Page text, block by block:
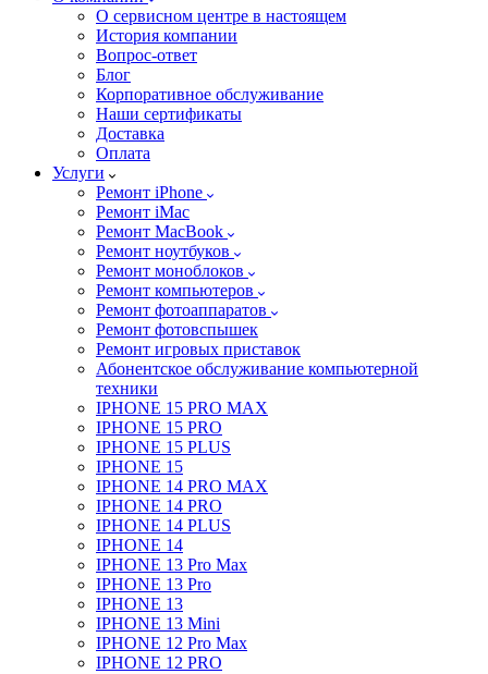
О сервисном центре в настоящем
История компании
Вопрос-ответ
Блог
Корпоративное обслуживание
Наши сертификаты
Доставка
Оплата
Услуги
Ремонт iPhone
Ремонт iMac
Ремонт MacBook
Ремонт ноутбуков
Ремонт моноблоков
Ремонт компьютеров
Ремонт фотоаппаратов
Ремонт фотовспышек
Ремонт игровых приставок
Абонентское обслуживание компьютерной
техники
IPHONE 15 PRO MAX
IPHONE 15 PRO
IPHONE 15 PLUS
IPHONE 15
IPHONE 14 PRO MAX
IPHONE 14 PRO
IPHONE 14 PLUS
IPHONE 14
IPHONE 13 Pro Max
IPHONE 13 Pro
IPHONE 13
IPHONE 13 Mini
IPHONE 12 Pro Max
IPHONE 12 PRO